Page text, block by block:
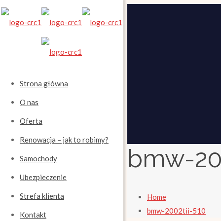
Strona główna
O nas
Oferta
Renowacja – jak to robimy?
Samochody
Ubezpieczenie
Strefa klienta
Kontakt
bmw-
Home
bmw-2002tii-510